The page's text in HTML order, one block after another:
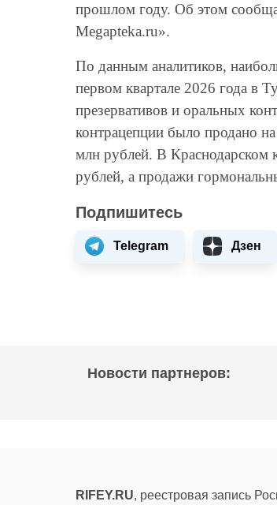
прошлом году. Об этом
Megapteka.ru».
По данным аналитиков,
первом квартале 2026 года в
презервативов и оральных
контрацепции было продано
млн рублей. В Краснодарском
рублей, а продажи
Подпишитесь
Telegram Дзен
Новости партнеров:
RIFEY.RU, реестровая запись